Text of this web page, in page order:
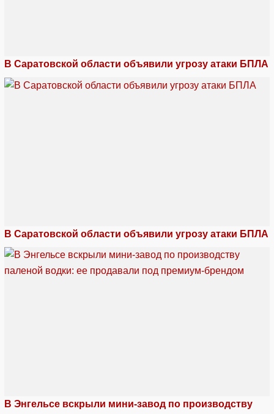
В Саратовской области объявили угрозу атаки БПЛА
В Саратовской области объявили угрозу атаки БПЛА
В Энгельсе вскрыли мини-завод по производству